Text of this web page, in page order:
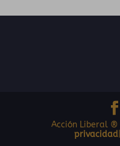
Acción Liberal ®
privacidad|